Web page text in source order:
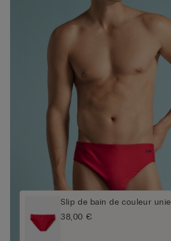
Slip de bain de couleur unie
38,00 €